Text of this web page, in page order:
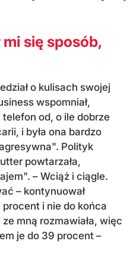
się sposób,
o kulisach swojej
wspomniał,
od, o ile dobrze
i była ona bardzo
Polityk
powtarzała,
– Wciąż i ciągle.
– kontynuował
procent i nie do końca
mną rozmawiała, więc
je do 39 procent –